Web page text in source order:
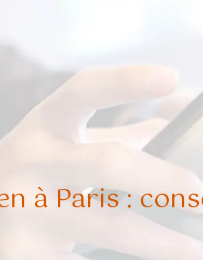
à Paris :